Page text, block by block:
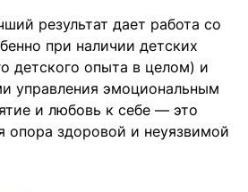
результат дает работа со
при наличии детских
детского опыта в целом) и
управления эмоциональным
и любовь к себе — это
опора здоровой и неуязвимой